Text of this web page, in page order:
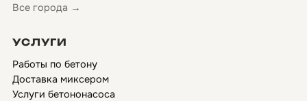
Все города →
УСЛУГИ
Работы по бетону
Доставка миксером
Услуги бетононасоса